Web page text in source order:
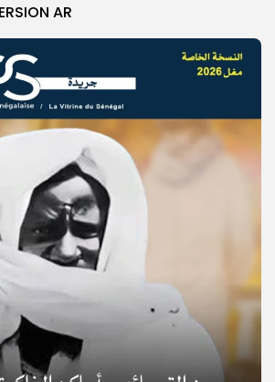
© Copyright 2025, APS
AR